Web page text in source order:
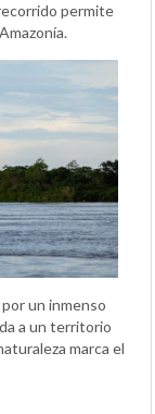
permite
un inmenso
a un territorio
marca el